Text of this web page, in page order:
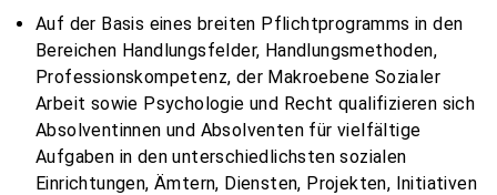
Auf der Basis eines breiten Pflichtprogramms in den
Bereichen Handlungsfelder, Handlungsmethoden,
Professionskompetenz, der Makroebene Sozialer
Arbeit sowie Psychologie und Recht qualifizieren sich
Absolventinnen und Absolventen für vielfältige
Aufgaben in den unterschiedlichsten sozialen
Einrichtungen, Ämtern, Diensten, Projekten, Initiativen